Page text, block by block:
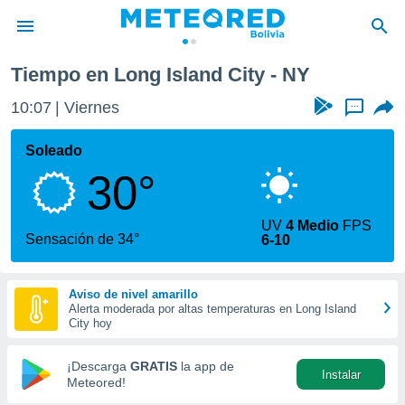
de
ha
calidad.
a este
las
y
forma
digital
basada
Tiempo en Long Island City - NY
10:07 Viernes ...
Soleado
30°
Sensación de 34°
UV4 Medio FPS
6-10
Aviso de nivel amarillo
Alerta moderada por altas temperaturas en Long Island
City hoy
¡Descarga GRATIS la app de
Meteored!
Instalar